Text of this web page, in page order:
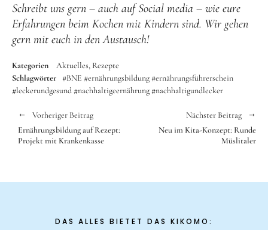
Schreibt uns gern – auch auf Social media – wie eure
Erfahrungen beim Kochen mit Kindern sind. Wir gehen
gern mit euch in den Austausch!
Kategorien Aktuelles Rezepte
Schlagwörter
#BNE #ernährungsbildung #ernährungsführerschein
#leckerundgesund #nachhaltigeernährung #nachhaltigundlecker
Vorheriger Beitrag
Ernährungsbildung auf Rezept:
Projekt mit Krankenkasse
Nächster Beitrag
Neu im Kita-Konzept: Runde
Müslitaler
DAS ALLES BIETET DAS KIKOMO: